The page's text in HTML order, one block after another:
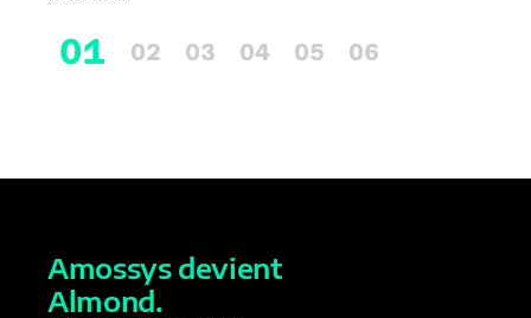
1 2 3 4 5 6
Amossys devient
Almond.